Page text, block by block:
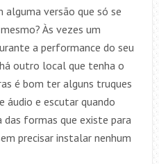
alguma versão que só se
Às vezes um
a performance do seu
outro local que tenha o
é bom ter alguns truques
áudio e escutar quando
das formas que existe para
precisar instalar nenhum